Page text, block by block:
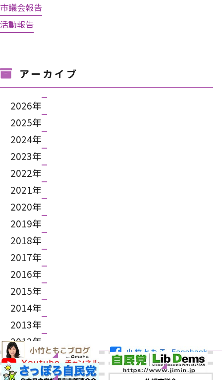
市議会報告
活動報告
アーカイブ
2026年
2025年
2024年
2023年
2022年
2021年
2020年
2019年
2018年
2017年
2016年
2015年
2014年
2013年
2012年